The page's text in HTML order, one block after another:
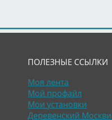
ПОЛЕЗНЫЕ ССЫЛКИ
Моя лента
Мой профайл
Мои установки
Деревенский